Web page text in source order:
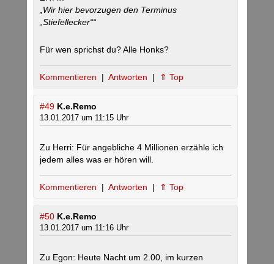
„Wir hier bevorzugen den Terminus
„Stiefellecker““
Für wen sprichst du? Alle Honks?
Kommentieren | Antworten | ⇑ Top
#49 K.e.Remo
13.01.2017 um 11:15 Uhr
Zu Herri: Für angebliche 4 Millionen erzähle ich
jedem alles was er hören will.
Kommentieren | Antworten | ⇑ Top
#50 K.e.Remo
13.01.2017 um 11:16 Uhr
Zu Egon: Heute Nacht um 2.00, im kurzen